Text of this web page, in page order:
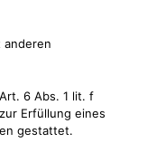
anderen
6 Abs. 1 lit. f
Erfüllung eines
gestattet.